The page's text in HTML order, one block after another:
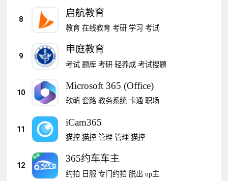
8
启航教育
教育 在线教育 考研 学习 考试
9
申庭教育
考试 题库 考研 轻养成 考试搜题
10
Microsoft 365 (Office)
软萌 套路 教务系统 卡通 职场
11
iCam365
猫控 猫控 管理 管理 猫控
12
365约车车主
约拍 日服 专门约拍 脱出 up主